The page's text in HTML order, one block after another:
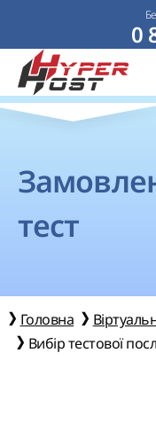
0
тест
Головна
Вибір тестової